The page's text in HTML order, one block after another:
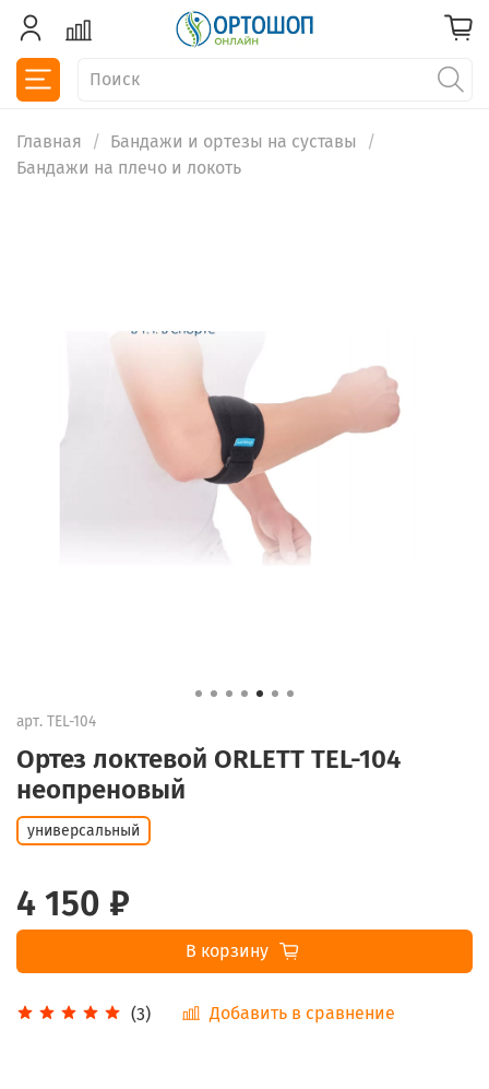
Главная
Бандажи и ортезы на суставы
Бандажи на плечо и локоть
арт. TEL-104
Ортез локтевой ORLETT TEL-104
неопреновый
(3) Добавить в сравнение
универсальный
4 150 ₽
В корзину